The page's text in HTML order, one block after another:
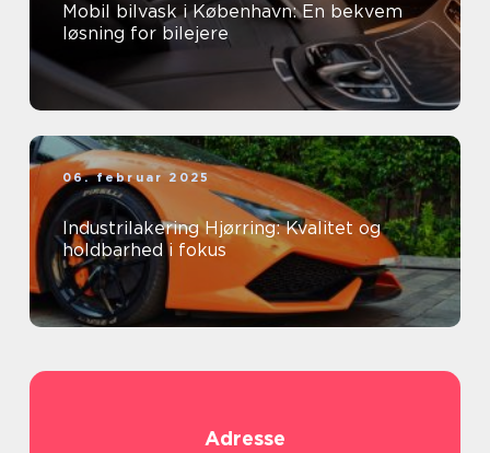
Mobil bilvask i København: En bekvem
løsning for bilejere
06. februar 2025
Industrilakering Hjørring: Kvalitet og
holdbarhed i fokus
Adresse